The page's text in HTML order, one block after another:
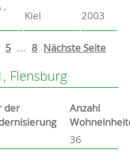
-
Kiel 2003
5 ... 8 Nächste Seite
Flensburg
der
Anzahl
36